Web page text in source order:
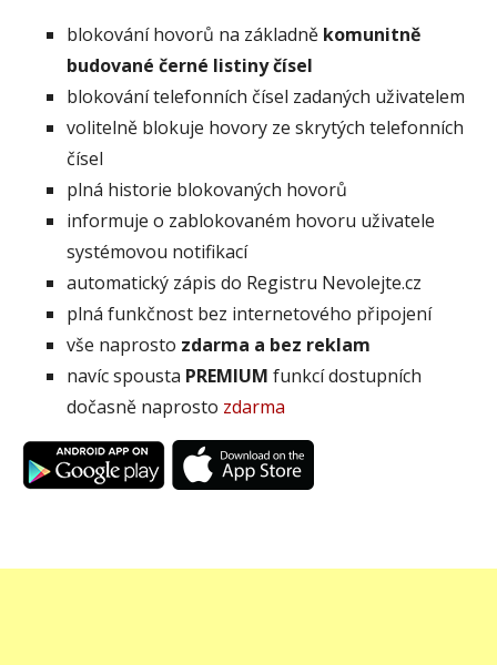
blokování hovorů na základně komunitně
budované černé listiny čísel
blokování telefonních čísel zadaných uživatelem
volitelně blokuje hovory ze skrytých telefonních
čísel
plná historie blokovaných hovorů
informuje o zablokovaném hovoru uživatele
systémovou notifikací
automatický zápis do Registru Nevolejte.cz
plná funkčnost bez internetového připojení
vše naprosto zdarma a bez reklam
navíc spousta PREMIUM funkcí dostupních
dočasně naprosto zdarma